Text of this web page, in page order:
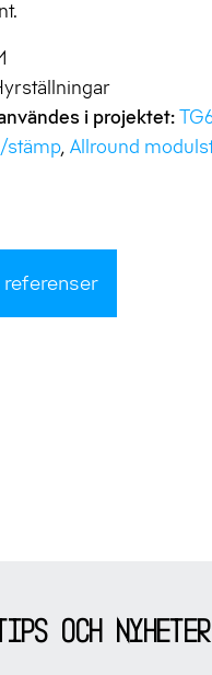
i projektet:
stämp, Allround
och nyheter